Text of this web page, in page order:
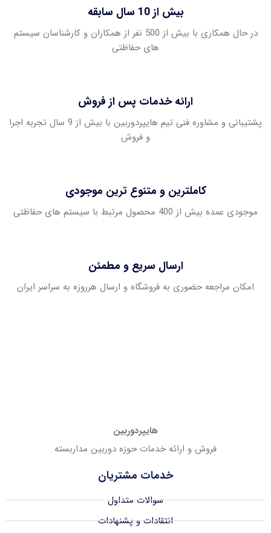
بیش از 10 سال سابقه
در حال همکاری با بیش از 500 نفر از همکاران و کارشناسان سیستم
های حفاظتی
ارائه خدمات پس از فروش
پشتیبانی و مشاوره فنی تیم هایپردوربین با بیش از 9 سال تجربه اجرا
و فروش
کاملترین و متنوع ترین موجودی
موجودی عمده بیش از 400 محصول مرتبط با سیستم های حفاظتی
ارسال سریع و مطمئن
امکان مراجعه حضوری به فروشگاه و ارسال هرروزه به سراسر ایران
هایپردوربین
فروش و ارائه خدمات حوزه دوربین مداربسته
خدمات مشتریان
سوالات متداول
انتقادات و پشنهادات